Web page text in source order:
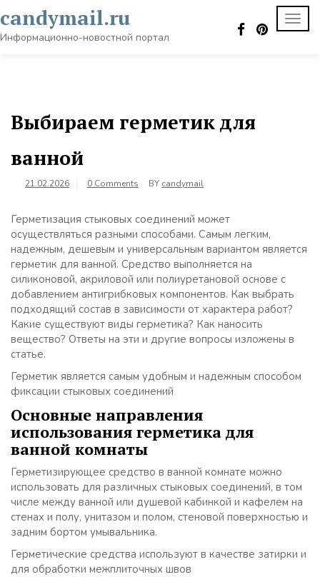
to
content
candymail.ru
Информационно-новостной портал
Выбираем герметик для
ванной
21.02.2026 0 Comments BY candymail
Герметизация стыковых соединений может
осуществляться разными способами. Самым легким,
надежным, дешевым и универсальным вариантом является
герметик для ванной. Средство выполняется на
силиконовой, акриловой или полиуретановой основе с
добавлением антигрибковых компонентов. Как выбрать
подходящий состав в зависимости от характера работ?
Какие существуют виды герметика? Как наносить
вещество? Ответы на эти и другие вопросы изложены в
статье.
Герметик является самым удобным и надежным способом
фиксации стыковых соединений
Основные направления
использования герметика для
ванной комнаты
Герметизирующее средство в ванной комнате можно
использовать для различных стыковых соединений, в том
числе между ванной или душевой кабинкой и кафелем на
стенах и полу, унитазом и полом, стеновой поверхностью и
задним бортом умывальника.
Герметические средства используют в качестве затирки и
для обработки межплиточных швов